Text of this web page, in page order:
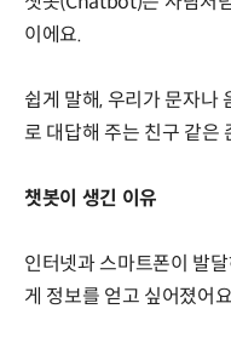
이에요.
쉽게 말해, 우리가 문자나
로 대답해 주는 친구 같은
챗봇이 생긴 이유
인터넷과 스마트폰이 발
게 정보를 얻고 싶어졌어